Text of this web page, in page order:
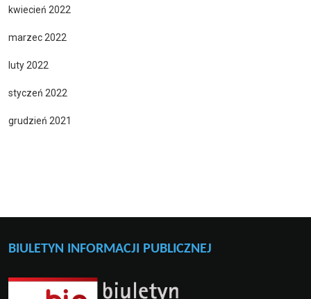
kwiecień 2022
marzec 2022
luty 2022
styczeń 2022
grudzień 2021
BIULETYN INFORMACJI PUBLICZNEJ